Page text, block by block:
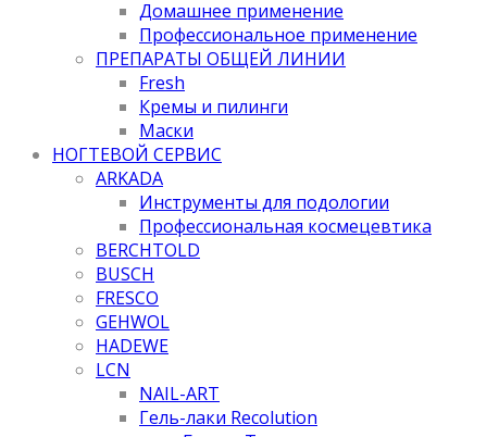
Домашнее применение
Профессиональное применение
ПРЕПАРАТЫ ОБЩЕЙ ЛИНИИ
Fresh
Кремы и пилинги
Маски
НОГТЕВОЙ СЕРВИС
ARKADA
Инструменты для подологии
Профессиональная космецевтика
BERCHTOLD
BUSCH
FRESCO
GEHWOL
HADEWE
LCN
NAIL-ART
Гель-лаки Recolution